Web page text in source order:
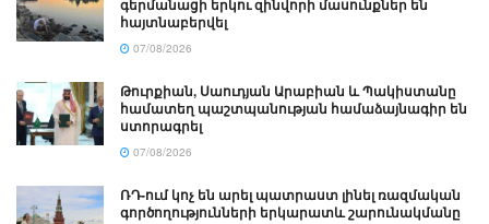
գերմանացի երկու զինվորի մասունքներ են
հայտնաբերվել
07/08/2026
Թուրքիան, Սաուդյան Արաբիան և Պակիստանը
համատեղ պաշտպանության համաձայնագիր են
ստորագրել
07/08/2026
ՌԴ-ում կոչ են արել պատրաստ լինել ռազմական
գործողությունների երկարատև շարունակմանը